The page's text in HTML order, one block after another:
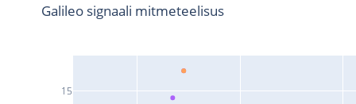
15
Galileo signaali mitmeteelisus